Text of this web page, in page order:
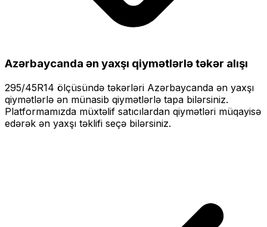
Azərbaycanda ən yaxşı qiymətlərlətəkər alışı
295/45R14 ölçüsündə təkərləri Azərbaycanda ən yaxşı
qiymətlərlə ən münasib qiymətlərlə tapa bilərsiniz.
Platformamızda müxtəlif satıcılardan qiymətləri müqayisə
edərək ən yaxşı təklifi seçə bilərsiniz.